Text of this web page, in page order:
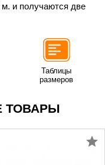
и получаются две
Таблицы
размеров
ТОВАРЫ